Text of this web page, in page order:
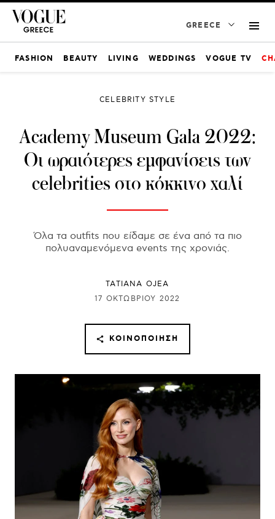
GREECE
FASHION BEAUTY LIVING WEDDINGS VOGUE TV
CELEBRITY STYLE
Academy Museum Gala 2022:
Οι ωραιότερες εμφανίσεις των
celebrities στο κόκκινο χαλί
Όλα τα outfits που είδαμε σε ένα από τα πιο
πολυαναμενόμενα events της χρονιάς.
TATIANA OJEA
17 ΟΚΤΩΒΡΊΟΥ 2022
ΚΟΙΝΟΠΟΊΗΣΗ